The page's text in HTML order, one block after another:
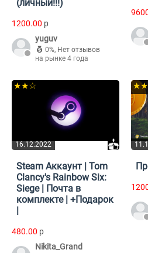
(личный!!!)
1200.00 p
yuguv
0%, Нет отзывов
на рынке 4 года
16.12.2022
★★☆
Steam Аккаунт | Tom
Clancy's Rainbow Six:
Siege | Почта в
комплекте | +Подарок
480.00 p
Nikita_Grand